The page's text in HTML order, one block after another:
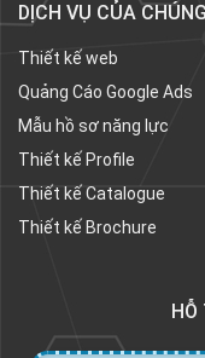
DỊCH VỤ CỦA
Thiết kế web
Quảng Cáo Google Ads
Mẫu hồ sơ năng lực
Thiết kế Profile
Thiết kế Catalogue
Thiết kế Brochure